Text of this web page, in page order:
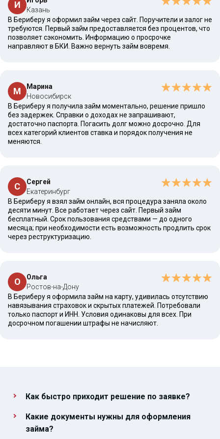
И
Казань
В Бериберу я оформил займ через сайт. Поручители и залог не
требуются. Первый займ предоставляется без процентов, что
позволяет сэкономить. Информацию о просрочке
направляют в БКИ. Важно вернуть займ вовремя.
М
Марина
Новосибирск
В Бериберу я получила займ моментально, решение пришло
без задержек. Справки о доходах не запрашивают,
достаточно паспорта. Погасить долг можно досрочно. Для
всех категорий клиентов ставка и порядок получения не
меняются.
С
Сергей
Екатеринбург
В Бериберу я взял займ онлайн, вся процедура заняла около
десяти минут. Все работает через сайт. Первый займ
бесплатный. Срок пользования средствами — до одного
месяца; при необходимости есть возможность продлить срок
через реструктуризацию.
О
Ольга
Ростов-на-Дону
В Бериберу я оформила займ на карту, удивилась отсутствию
навязывания страховок и скрытых платежей. Потребовали
только паспорт и ИНН. Условия одинаковы для всех. При
досрочном погашении штрафы не начисляют.
Как быстро приходит решение по заявке?
Какие документы нужны для оформления
займа?